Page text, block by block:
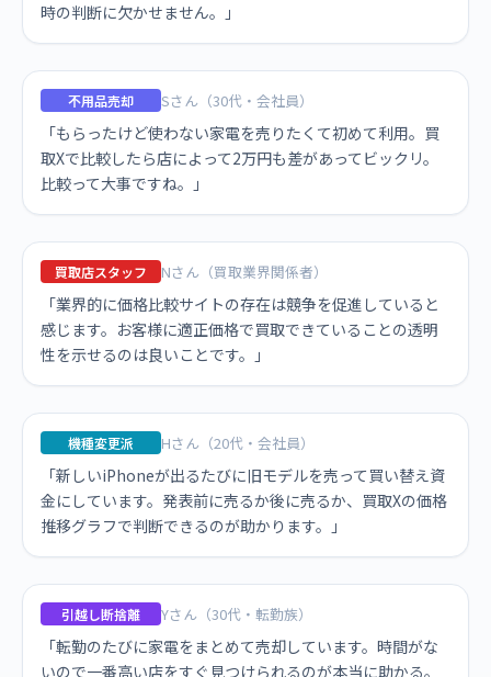
時の判断に欠かせません。」
不用品売却 Sさん（30代・会社員）
「もらったけど使わない家電を売りたくて初めて利用。買
取Xで比較したら店によって2万円も差があってビックリ。
比較って大事ですね。」
買取店スタッフ Nさん（買取業界関係者）
「業界的に価格比較サイトの存在は競争を促進していると
感じます。お客様に適正価格で買取できていることの透明
性を示せるのは良いことです。」
機種変更派 Hさん（20代・会社員）
「新しいiPhoneが出るたびに旧モデルを売って買い替え資
金にしています。発表前に売るか後に売るか、買取Xの価格
推移グラフで判断できるのが助かります。」
引越し断捨離 Yさん（30代・転勤族）
「転勤のたびに家電をまとめて売却しています。時間がな
いので一番高い店をすぐ見つけられるのが本当に助かる。